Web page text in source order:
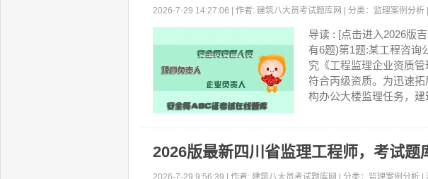
2026-7-29 14:27:06 | 作者: 建筑八大员考试题库网 | 分类：监理案例分析
导读 : [点击进入2026版
有6题)第1题:某工程咨询
究《工程监理企业资质
符合丙级资质。为迅速
构办公大楼监理任务，建
2026版最新四川省监理工程师，考试题
2026-7-29 9:56:39 | 作者: 建筑八大员考试题库网 | 分类：监理案例分析 |